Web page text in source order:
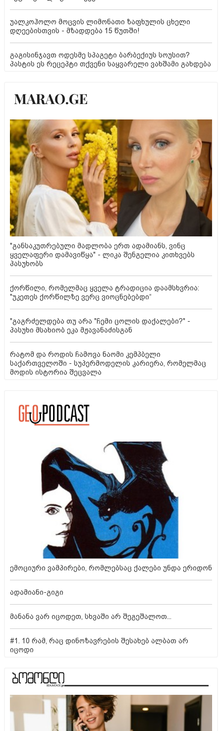
უალკოჰოლო მოცვის ლიმონათი ზაფხულის ცხელი
დღეებისთვის - მზადდება 15 წუთში!
გაგისინჯავთ ოდესმე სპაგეტი ბარბექიუს სოუსით?
პასტის ეს რეცეპტი თქვენი საყვარელი ვახშამი გახდება
"განსაკუთრებული მადლობა ერთ ადამიანს, ვინც
ყველაფერი დამავიწყა" - ლიკა შენგელია კითხვებს
პასუხობს
ქორწილი, რომელმაც ყველა ტრადიცია დაამსხვრია:
"უკეთეს ქორწილზე ვერც ვიოცნებებდი“
"გაგრძელდება თუ არა "ჩემი ცოლის დაქალები?" -
პასუხი მსახიობ ეკა მჟავანაძისგან
რატომ და როდის ჩამოვა ნაომი კემპბელი
საქართველოში - სუპერმოდელის კარიერა, რომელმაც
მოდის ისტორია შეცვალა
ემოციური ვამპირები, რომლებსაც ქალები უნდა ერიდონ
ადამიანი-გიგი
მანანა ვარ იცოდეთ, სხვაში არ შეგეშალოთ...
#1. 10 რამ, რაც დინოზავრების შესახებ ალბათ არ
იცოდი